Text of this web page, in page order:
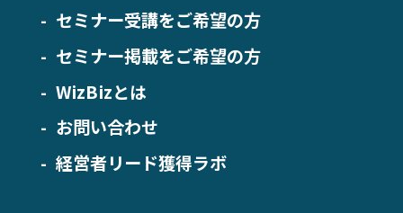
セミナー受講をご希望の方
セミナー掲載をご希望の方
WizBizとは
お問い合わせ
経営者リード獲得ラボ